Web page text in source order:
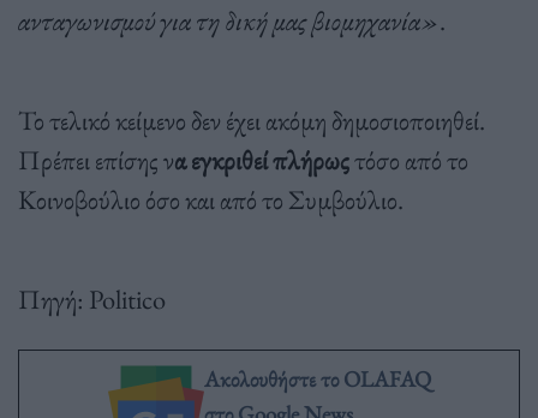
ανταγωνισμού για τη δική μας βιομηχανία».
Το τελικό κείμενο δεν έχει ακόμη δημοσιοποιηθεί.
Πρέπει επίσης να εγκριθεί πλήρωςτόσο από το
Κοινοβούλιο όσο και από το Συμβούλιο.
Πηγή: Politico
Ακολουθήστε το OLAFAQ